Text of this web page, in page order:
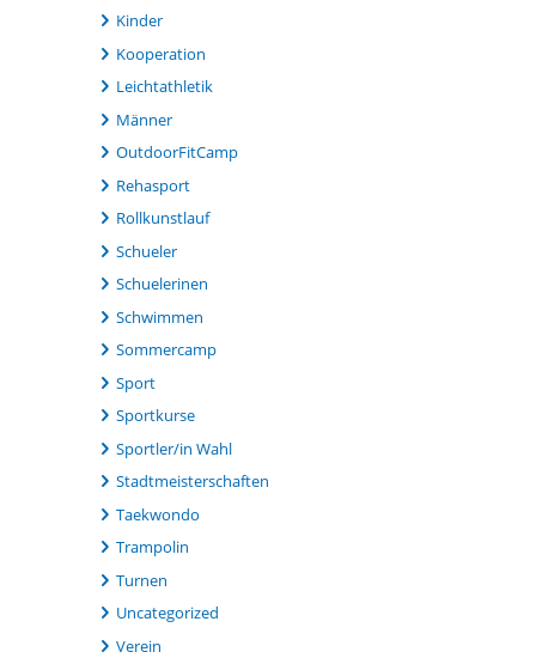
Kinder
Kooperation
Leichtathletik
Männer
OutdoorFitCamp
Rehasport
Rollkunstlauf
Schueler
Schuelerinen
Schwimmen
Sommercamp
Sport
Sportkurse
Sportler/in Wahl
Stadtmeisterschaften
Taekwondo
Trampolin
Turnen
Uncategorized
Verein